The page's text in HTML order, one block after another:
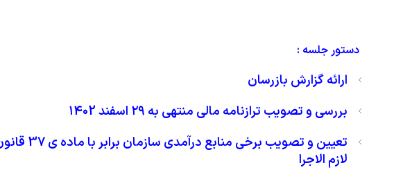
دستور جلسه :
ارائه گزارش بازرسان
بررسی و تصویب ترازنامه مالی منتهی به ۲۹ اسفند ۱۴۰2
تعیین و تصویب برخی منابع درآمدی سازمان برابر با ماده ی 37 قانون نظام مهندسی و کنترل ساختمان
لازم الاجرا